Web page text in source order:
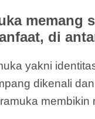
di
yakni
dikenali